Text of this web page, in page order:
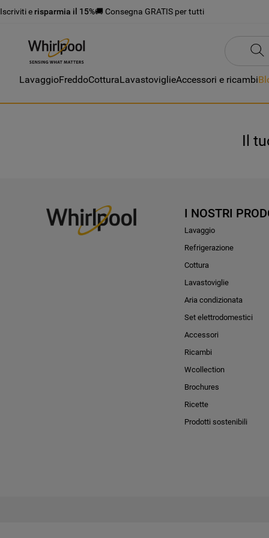
Iscriviti e risparmia il 15%🚚 Consegna GRATIS per tutti
LavaggioFreddoCotturaLavastoviglieAccessori e ricambi
Il
I NOSTRI
Lavaggio
Refrigerazione
Cottura
Lavastoviglie
Aria condizionata
Set elettrodomestici
Accessori
Ricambi
Wcollection
Brochures
Ricette
Prodotti sostenibili